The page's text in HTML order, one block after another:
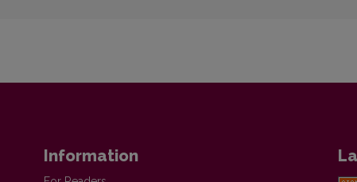
Information